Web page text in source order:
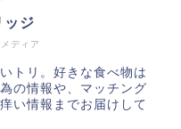
ディア
ッジ
トリ。好きな食べ物は
の情報や、マッチング
い情報までお届けして